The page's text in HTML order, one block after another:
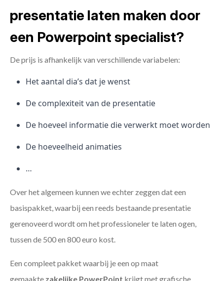
presentatie laten maken door
een Powerpoint specialist?
De prijs is afhankelijk van verschillende variabelen:
Het aantal dia’s dat je wenst
De complexiteit van de presentatie
De hoeveel informatie die verwerkt moet worden
De hoeveelheid animaties
…
Over het algemeen kunnen we echter zeggen dat een
basispakket, waarbij een reeds bestaande presentatie
gerenoveerd wordt om het professioneler te laten ogen,
tussen de 500 en 800 euro kost.
Een compleet pakket waarbij je een op maat
gemaakte zakelijke PowerPoint krijgt met grafische